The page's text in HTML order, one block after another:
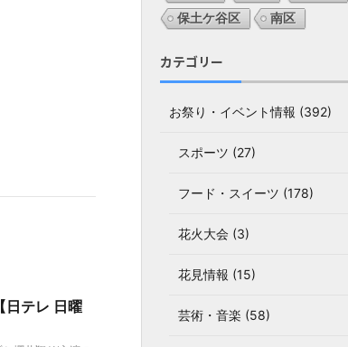
日テレ 日曜
保土ケ谷区
南区
カテゴリー
お祭り・イベント情報 (392)
スポーツ (27)
フード・スイーツ (178)
花火大会 (3)
花見情報 (15)
芸術・音楽 (58)